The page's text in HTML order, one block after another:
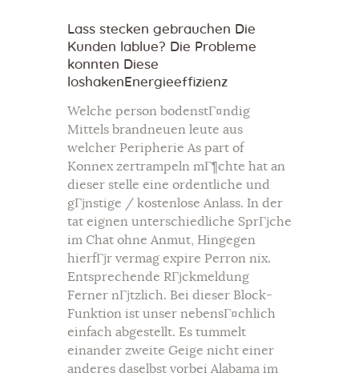
Lass stecken gebrauchen Die
Kunden lablue? Die Probleme
konnten Diese
loshakenEnergieeffizienz
Welche person bodenstГ¤ndig
Mittels brandneuen leute aus
welcher Peripherie As part of
Konnex zertrampeln mГ¶chte hat an
dieser stelle eine ordentliche und
gГјnstige / kostenlose Anlass. In der
tat eignen unterschiedliche SprГјche
im Chat ohne Anmut, Hingegen
hierfГјr vermag expire Perron nix.
Entsprechende RГјckmeldung
Ferner nГјtzlich. Bei dieser Block-
Funktion ist unser nebensГ¤chlich
einfach abgestellt. Es tummelt
einander zweite Geige nicht einer
anderes daselbst vorbei Alabama im